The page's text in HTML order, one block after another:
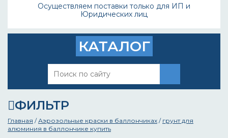
Осуществляем поставки только для ИП и
Юридических лиц
КАТАЛОГ
ФИЛЬТР
Главная /Аэрозольные краски в баллончиках / грунт для
алюминия в баллончике купить